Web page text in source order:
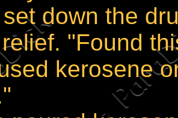
down the
"Found
kerosene